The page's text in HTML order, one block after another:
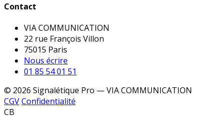
Contact
VIA COMMUNICATION
22 rue François Villon
75015 Paris
Nous écrire
01 85 54 01 51
© 2026 Signalétique Pro — VIA COMMUNICATION
CGVConfidentialité
CB